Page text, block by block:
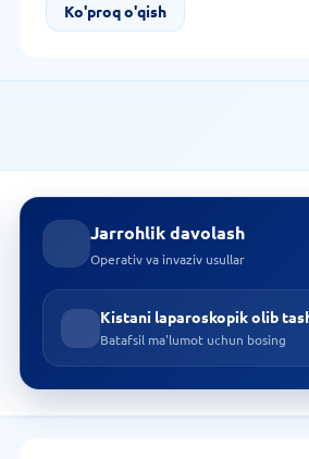
ikkala jinsiy bezda ham 6 santimetrlik
Ko'proq o'qish
Jarrohlik davolash
Operativ va invaziv usullar
Kistani laparoskopik olib
Batafsil ma'lumot uchun bosing